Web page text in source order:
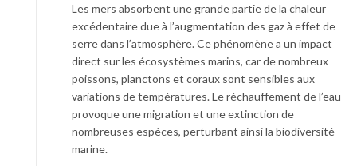
Les mers absorbent une grande partie de la chaleur
excédentaire due à l’augmentation des gaz à effet de
serre dans l’atmosphère. Ce phénomène a un impact
direct sur les écosystèmes marins, car de nombreux
poissons, planctons et coraux sont sensibles aux
variations de températures. Le réchauffement de l’eau
provoque une migration et une extinction de
nombreuses espèces, perturbant ainsi la biodiversité
marine.